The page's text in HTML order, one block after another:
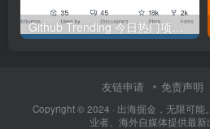
Github Trending 今日热门项目 | 2025-09-06
友链申请 免责声明
Copyright © 2024 · 出海掘金，无限可能
业者、海外自媒体提供最